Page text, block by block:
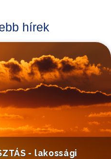
hírek
- lakossági